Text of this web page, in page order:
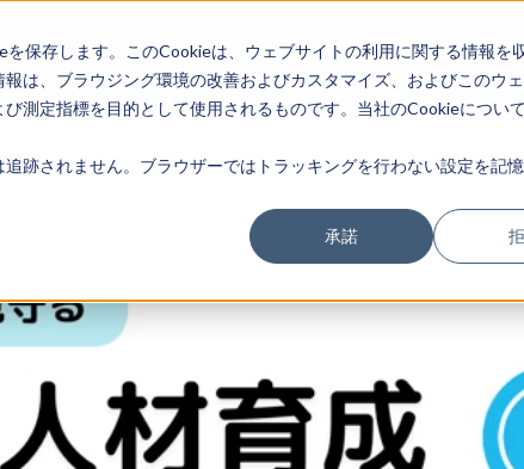
保存します。このCookieは、ウェブサイトの利用に関する情報を
は、ブラウジング環境の改善およびカスタマイズ、およびこのウ
測定指標を目的として使用されるものです。当社のCookieについて
跡されません。ブラウザーではトラッキングを行わない設定を記
承諾
実現できる